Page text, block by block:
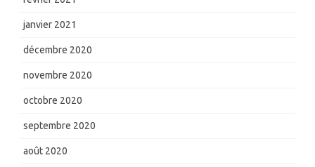
janvier 2021
décembre 2020
novembre 2020
octobre 2020
septembre 2020
août 2020